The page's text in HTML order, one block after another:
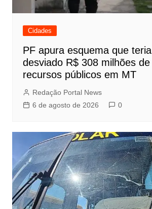
Cidades
PF apura esquema que teria
desviado R$ 308 milhões de
recursos públicos em MT
Redação Portal News
6 de agosto de 2026
0